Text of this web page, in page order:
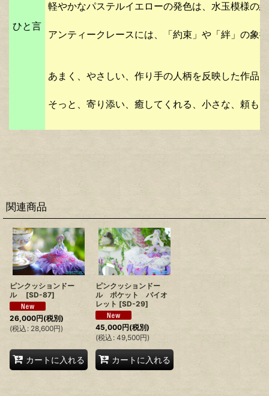
ひと言
軽やかなパステルイエローの発色は、水玉模様の
アンティークレースには、「約束」や「絆」の象
あまく、やさしい、作り手の人柄を反映した作品
そっと、寄り添い、癒してくれる、小さな、頼も
関連商品
ピンクッションドー
ル
[SD-87]
26,000円(税別)
(税込 : 28,600円)
カートに入れる
ピンクッションドー
ル ポケット バイオ
レット [SD-29]
45,000円(税別)
(税込 : 49,500円)
カートに入れる